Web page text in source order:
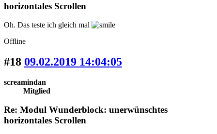
horizontales Scrollen
Oh. Das teste ich gleich mal
Offline
#18 09.02.2019 14:04:05
screamindan
Mitglied
Re: Modul Wunderblock: unerwünschtes
horizontales Scrollen